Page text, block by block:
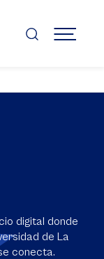
MENÚ
digital donde
de La
conecta.